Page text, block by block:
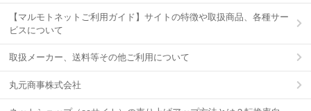
【マルモトネットご利用ガイド】サイトの特徴や取扱商品、各種サー
ビスについて
取扱メーカー、送料等その他ご利用について
丸元商事株式会社